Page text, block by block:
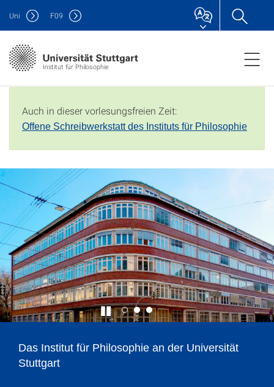
Institut für Philosophie
Uni F09
Auch in dieser vorlesungsfreien Zeit:
Offene Schreibwerkstatt des Instituts für Philosophie
Das Institut für Philosophie an der Universität
Stuttgart